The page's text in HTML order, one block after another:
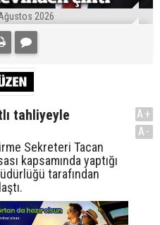
2026
tahliyeyle
Sekreteri Tacan
kapsamında yaptığı
tarafından
A+
A-